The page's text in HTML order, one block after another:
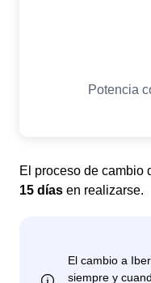
El proceso de cambio
15 días en realizarse.